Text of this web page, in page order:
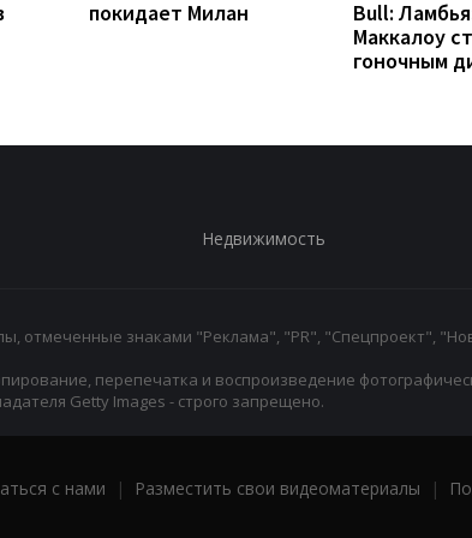
покидает Милан
Bull:
Маккалоу
гоночным
Недвижимость
отмеченные знаками "Реклама", "PR", "Спецпроект",
перепечатка и воспроизведение
Getty Images - строго запрещено.
с нами | Разместить свои видеоматериалы |